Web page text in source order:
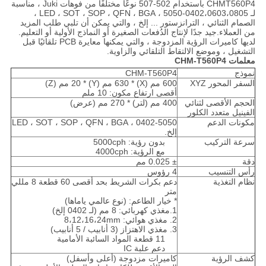
CHMT560P4 باستخدام 502-507 نوعًا مختلفًا من فوهات Juki ، مناسبة
لـ 0402،0603،0805-5050 ، LED ، SOT ، SOP ، QFN ، BGA ،
الصمام الثنائي ، الترانزستور ... إلخ ، والتي يمكن أن تلبي طلب المزيد
من العملاء.جيد جدًا لإنتاج الدُفعات الصغيرة أو النماذج الأولية أو التعليم.
لديها كاميرات الرؤية المزدوجة ، والتي يمكنها معايرة PCB تلقائيًا قبل
التشغيل ، وموضع الالتقاط التلقائي والزاوية.
معلمات CHM-T560P4
نموذج
CHM-T560P4
السفر المحور XYZ
600 مم (X) * 630 مم (Y) * 20 مم (Z)
أقصى ارتفاع مكون: 10 ملم
الحجم الأقصى لثنائي
الفينيل متعدد الكلور
400 مم (لتر) * 270 مم (عرض)
مكونات الدعم
0402-5050 ، LED ، SOT ، SOP ، QFN ، BGA
إلخ.
سرعة التركيب
بدون رؤية: 5000cph
مع الرؤية: 4000cph
دقة
± 0.025 مم
رأس التنسيب
4 رؤوس
نظام التغذية
دعم بكرات الشريط بحد أقصى 60 قطعة 8 مللي
متر
* خيار الطاعم: (نوع عالمي ياماها)
1.مغذي كهربائي: 8 مم (لـ 0402 إلخ)
2. مغذي هوائي: 8،12،16،24mm
3. مغذي الاهتزاز (3 أنابيب / 5 أنابيب)
11 قطعة المواد السائبة الأمامية
دعم علبة IC
كشف الرؤية
كاميرات مزدوجة (أعلى وأسفل)